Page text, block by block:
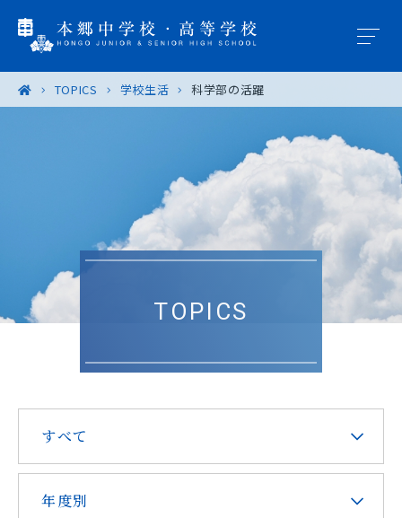
学園概要
入試案内
進路・進学
卒業生の皆様へ
在校生・保護者の皆様へ
TOPICS 学校生活 科学部の活躍
TOPICS
すべて
年度別